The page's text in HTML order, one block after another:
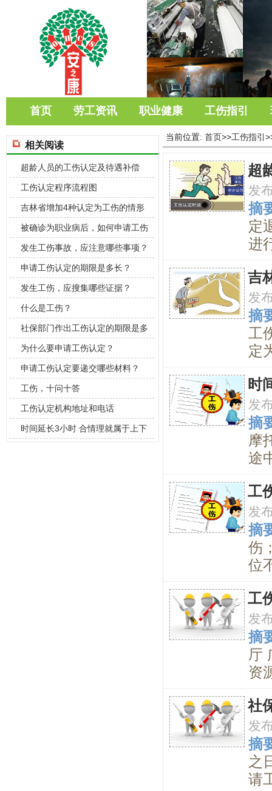
首页 劳工资讯 职业健康 工伤指引
当前位置: 首页>>工伤指引
超
发
摘
定
进
吉
发
摘
工
定
时
发
摘
摩
途
工
发
摘
伤
位
工
发
摘
厅
资
社
发
摘
之
请
相关阅读
超龄人员的工伤认定及待遇补偿
工伤认定程序流程图
吉林省增加4种认定为工伤的情形
被确诊为职业病后，如何申请工伤
认定？
发生工伤事故，应注意哪些事项？
申请工伤认定的期限是多长？
发生工伤，应搜集哪些证据？
什么是工伤？
社保部门作出工伤认定的期限是多
长？
为什么要申请工伤认定？
申请工伤认定要递交哪些材料？
工伤，十问十答
工伤认定机构地址和电话
时间延长3小时 合情理就属于上下